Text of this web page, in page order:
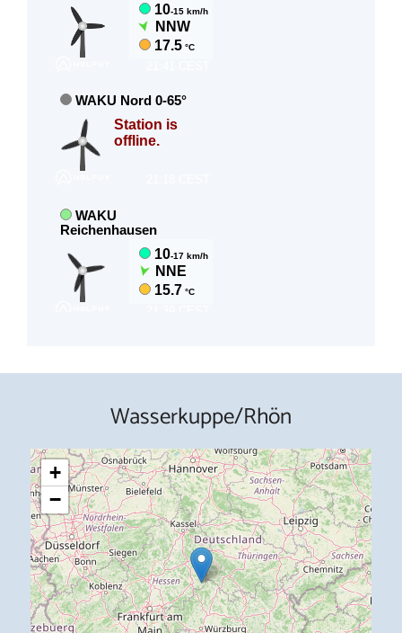
Wasserkuppe/Rhön
+
−